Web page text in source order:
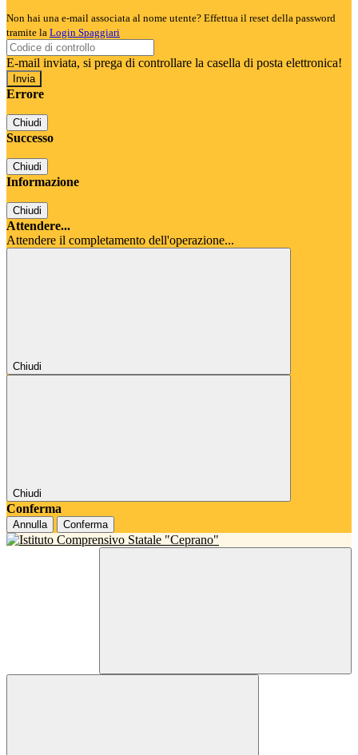
Non hai una e-mail associata al nome utente? Effettua il reset della password
tramite la Login Spaggiari
E-mail inviata, si prega di controllare la casella di posta elettronica!
Errore
Chiudi
Successo
Chiudi
Informazione
Chiudi
Attendere...
Attendere il completamento dell'operazione...
Chiudi
Chiudi
Conferma
Annulla Conferma